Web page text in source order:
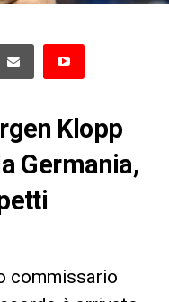
Klopp
Germania,
commissario